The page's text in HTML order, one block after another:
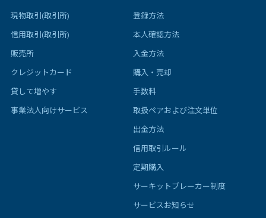
現物取引(取引所)
信用取引(取引所)
販売所
クレジットカード
貸して増やす
事業法人向けサービス
登録方法
本人確認方法
入金方法
購入・売却
手数料
取扱ペアおよび注文単位
出金方法
信用取引ルール
定期購入
サーキットブレーカー制度
サービスお知らせ